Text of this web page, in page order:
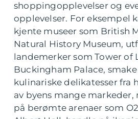
shoppingopplevelser og
opplevelser. For eksempel
kjente museer som British
Natural History Museum,
landemerker som Tower of
Buckingham Palace,
kulinariske delikatesser fra
av byens mange
på berømte arenaer som